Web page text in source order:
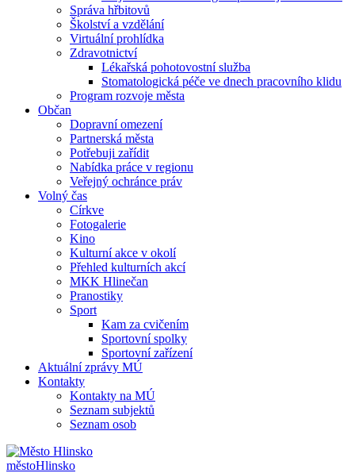
Správa hřbitovů
Školství a vzdělání
Virtuální prohlídka
Zdravotnictví
Lékařská pohotovostní služba
Stomatologická péče ve dnech pracovního klidu
Program rozvoje města
Občan
Dopravní omezení
Partnerská města
Potřebuji zařídit
Nabídka práce v regionu
Veřejný ochránce práv
Volný čas
Církve
Fotogalerie
Kino
Kulturní akce v okolí
Přehled kulturních akcí
MKK Hlinečan
Pranostiky
Sport
Kam za cvičením
Sportovní spolky
Sportovní zařízení
Aktuální zprávy MÚ
Kontakty
Kontakty na MÚ
Seznam subjektů
Seznam osob
městoHlinsko